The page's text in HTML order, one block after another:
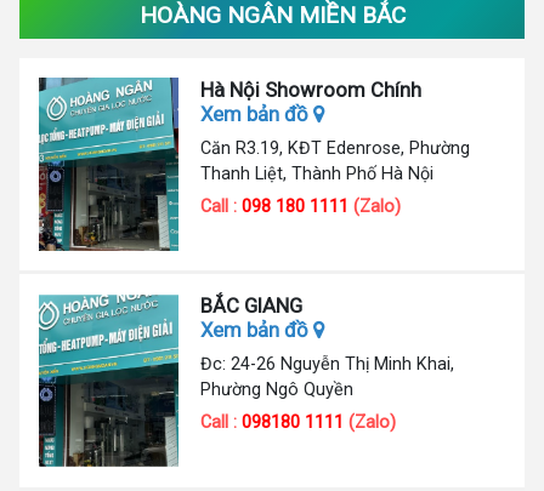
HOÀNG NGÂN MIỀN BẮC
Hà Nội Showroom Chính
Xem bản đồ
Căn R3.19, KĐT Edenrose, Phường
Thanh Liệt, Thành Phố Hà Nội
Call :098 180 1111 (Zalo)
BẮC GIANG
Xem bản đồ
Đc: 24-26 Nguyễn Thị Minh Khai,
Phường Ngô Quyền
Call :098180 1111 (Zalo)